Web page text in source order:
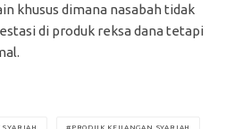
khusus dimana nasabah tidak
di produk reksa dana tetapi